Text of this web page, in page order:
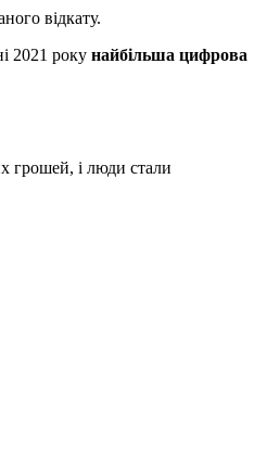
відкату.
2021 року найбільша цифрова
грошей, і люди стали